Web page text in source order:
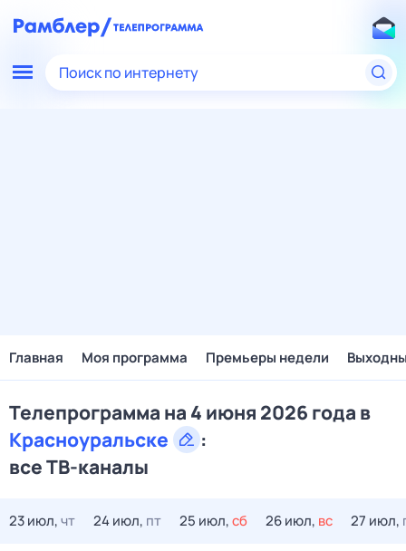
Поиск по интернету
Главная Моя программа Премьеры недели
Телепрограмма на 4 июня 2026 года в
Красноуральске
:
все ТВ-каналы
23 июл,чт 24 июл, пт 25 июл,сб 26 июл, вс 27 июл,